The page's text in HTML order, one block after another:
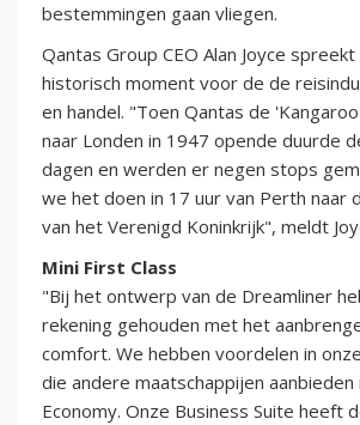
bestemmingen gaan vliegen.
Qantas Group CEO Alan Joyce spreekt
historisch moment voor de de
en handel. "Toen Qantas de
naar Londen in 1947 opende duurde
dagen en werden er negen stops
we het doen in 17 uur van Perth naar
van het Verenigd Koninkrijk", meldt
Mini First Class
"Bij het ontwerp van de Dreamliner
rekening gehouden met het
comfort. We hebben voordelen in
die andere maatschappijen aanbieden
Economy. Onze Business Suite heeft